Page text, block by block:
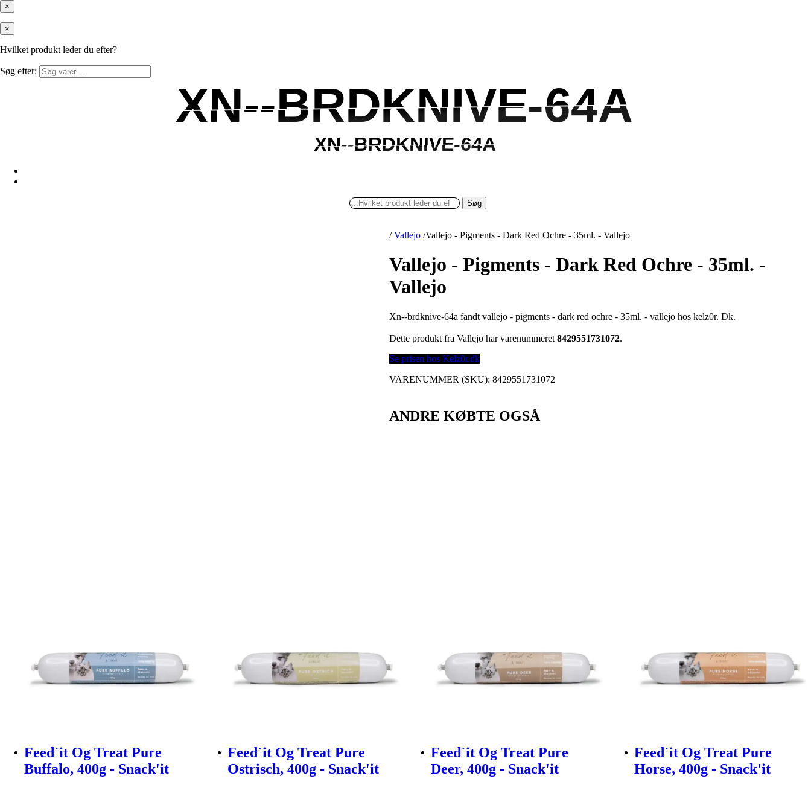
×
×
Hvilket produkt leder du efter?
Søg efter:
XN--BRDKNIVE-64A
XN--BRDKNIVE-64A
XN--BRDKNIVE-64A
XN--BRDKNIVE-64A
Søg
/ Vallejo /Vallejo - Pigments - Dark Red Ochre - 35ml. - Vallejo
Vallejo - Pigments - Dark Red Ochre - 35ml. -
Vallejo
Xn--brdknive-64a fandt vallejo - pigments - dark red ochre - 35ml. - vallejo hos kelz0r. Dk.
Dette produkt fra Vallejo har varenummeret8429551731072.
Se prisen hos Kelz0r.dk
VARENUMMER (SKU):8429551731072
ANDRE KØBTE OGSÅ
Feed´it Og Treat Pure
Buffalo, 400g - Snack'it
Feed´it Og Treat Pure
Ostrisch, 400g - Snack'it
Feed´it Og Treat Pure
Deer, 400g - Snack'it
Feed´it Og Treat Pure
Horse, 400g - Snack'it